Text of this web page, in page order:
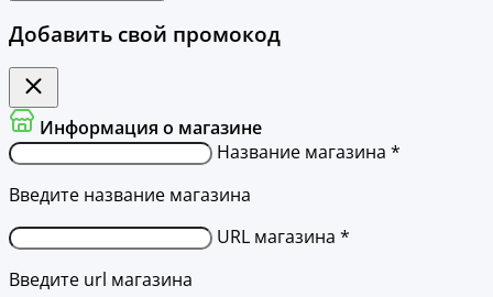
Добавить свой промокод
Информация о магазине
Название магазина *
Введите название магазина
URL магазина *
Введите url магазина